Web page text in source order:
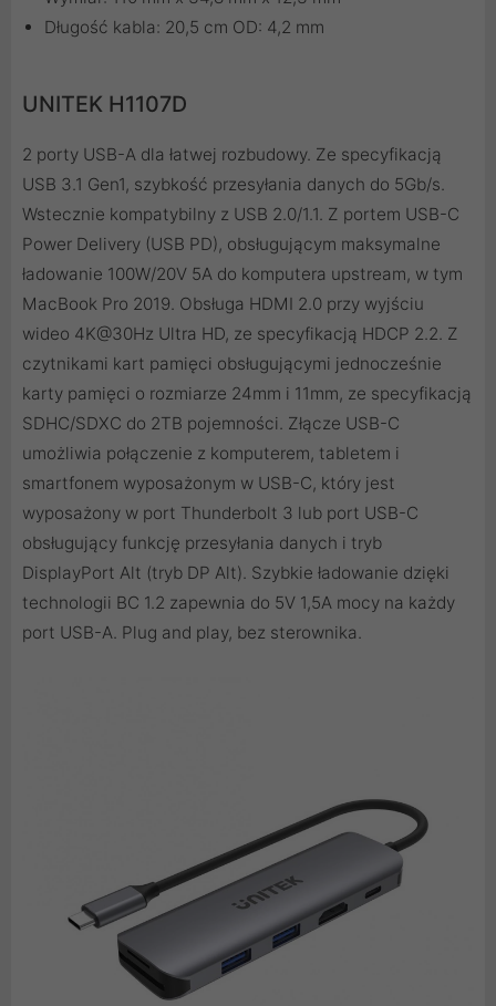
Długość kabla: 20,5 cm OD: 4,2 mm
UNITEK H1107D
2 porty USB-A dla łatwej rozbudowy. Ze specyfikacją
USB 3.1 Gen1, szybkość przesyłania danych do 5Gb/s.
Wstecznie kompatybilny z USB 2.0/1.1. Z portem USB-C
Power Delivery (USB PD), obsługującym maksymalne
ładowanie 100W/20V 5A do komputera upstream, w tym
MacBook Pro 2019. Obsługa HDMI 2.0 przy wyjściu
wideo 4K@30Hz Ultra HD, ze specyfikacją HDCP 2.2. Z
czytnikami kart pamięci obsługującymi jednocześnie
karty pamięci o rozmiarze 24mm i 11mm, ze specyfikacją
SDHC/SDXC do 2TB pojemności. Złącze USB-C
umożliwia połączenie z komputerem, tabletem i
smartfonem wyposażonym w USB-C, który jest
wyposażony w port Thunderbolt 3 lub port USB-C
obsługujący funkcję przesyłania danych i tryb
DisplayPort Alt (tryb DP Alt). Szybkie ładowanie dzięki
technologii BC 1.2 zapewnia do 5V 1,5A mocy na każdy
port USB-A. Plug and play, bez sterownika.